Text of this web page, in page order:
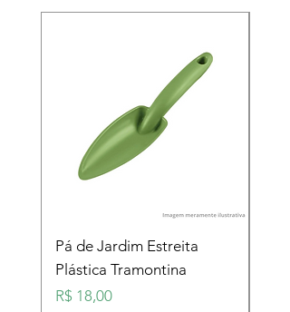
Pá de Jardim Estreita
Plástica Tramontina
Preço
R$ 18,00